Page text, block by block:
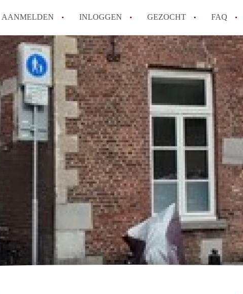
AANMELDEN INLOGGEN GEZOCHT FAQ
How to translate AppartementMaastricht!
Wat is AppartementMaastricht?
Hoeveel kost het om te reageren op een
Wat is de privacyverklaring van
Berekent AppartementMaastricht
makelaarsvergoeding/
Alle veelgestelde vragen